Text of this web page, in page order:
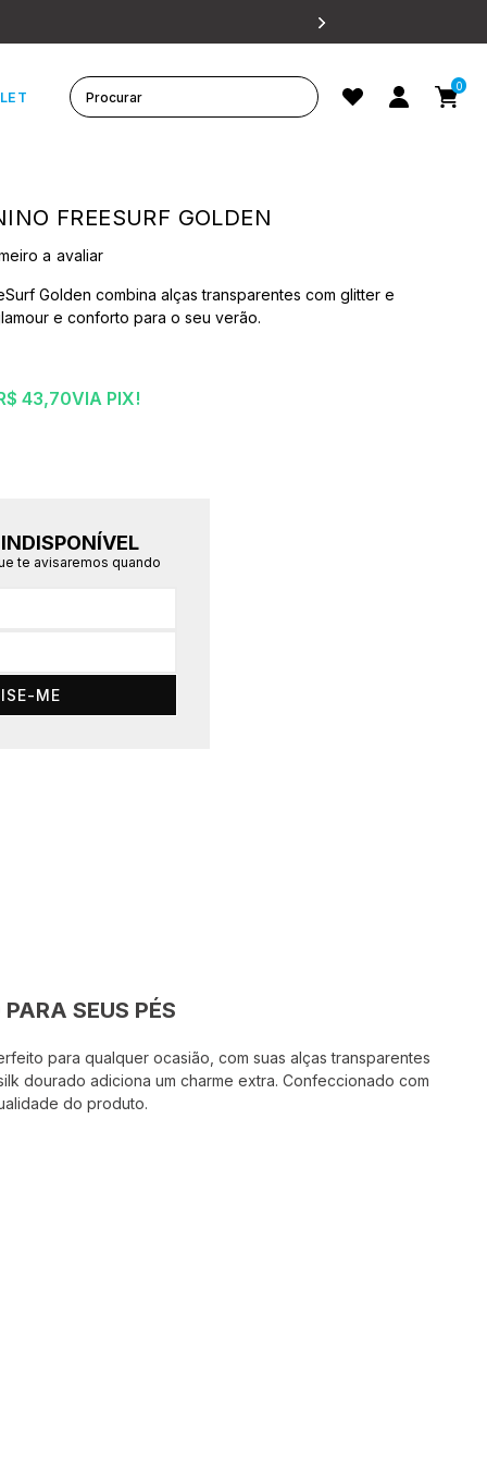
0
FREESURF GOLDEN
a avaliar
Golden combina alças transparentes com glitter e
e conforto para o seu verão.
43,70VIA PIX!
te avisaremos quando
ME
SEUS PÉS
para qualquer ocasião, com suas alças transparentes
dourado adiciona um charme extra. Confeccionado com
do produto.